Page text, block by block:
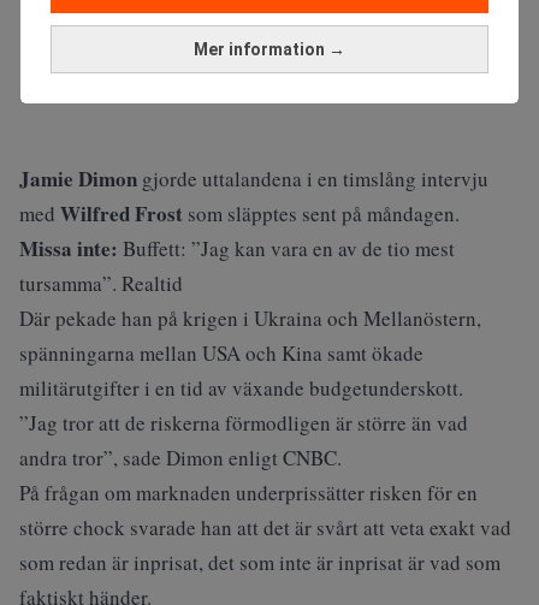
Mer information →
Jamie Dimon gjorde uttalandena i en timslång intervju
med Wilfred Frost som släpptes sent på måndagen.
Missa inte: Buffett: ”Jag kan vara en av de tio mest
tursamma”. Realtid
Där pekade han på krigen i Ukraina och Mellanöstern,
spänningarna mellan USA och Kina samt ökade
militärutgifter i en tid av växande budgetunderskott.
”Jag tror att de riskerna förmodligen är större än vad
andra tror”, sade Dimon enligt CNBC.
På frågan om marknaden underprissätter risken för en
större chock svarade han att det är svårt att veta exakt vad
som redan är inprisat, det som inte är inprisat är vad som
faktiskt händer.